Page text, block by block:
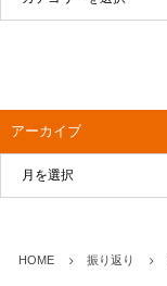
アーカイブ
HOME 振り返り